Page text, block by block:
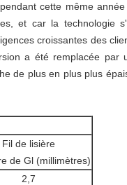
cette même
et car la technologie
croissantes des
a été remplacée par
de plus en plus plus
Fil de lisière
de Gl (millimètres)
2,7